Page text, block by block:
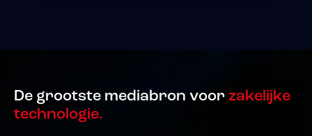
De grootste mediabron voor zakelijke
technologie.